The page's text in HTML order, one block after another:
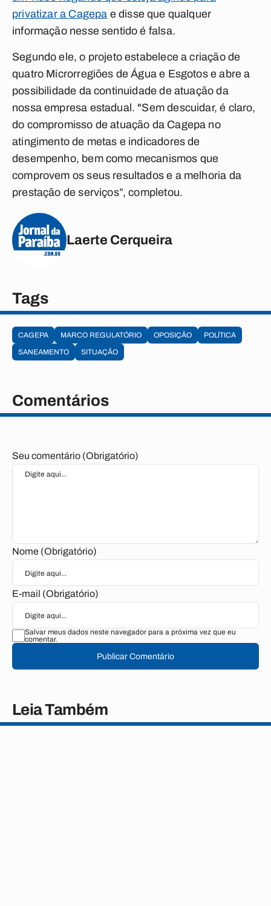
privatizar a Cagepa e disse que qualquer
informação nesse sentido é falsa.
Segundo ele, o projeto estabelece a criação de
quatro Microrregiões de Água e Esgotos e abre a
possibilidade da continuidade de atuação da
nossa empresa estadual. "Sem descuidar, é claro,
do compromisso de atuação da Cagepa no
atingimento de metas e indicadores de
desempenho, bem como mecanismos que
comprovem os seus resultados e a melhoria da
prestação de serviços”, completou.
Laerte Cerqueira
Tags
CAGEPA MARCO REGULATÓRIO OPOSIÇÃO
POLÍTICA
SANEAMENTO
SITUAÇÃO
Comentários
Seu comentário (Obrigatório)
Nome (Obrigatório)
E-mail (Obrigatório)
Salvar meus dados neste navegador para a próxima vez que eu
comentar.
Publicar Comentário
Leia Também